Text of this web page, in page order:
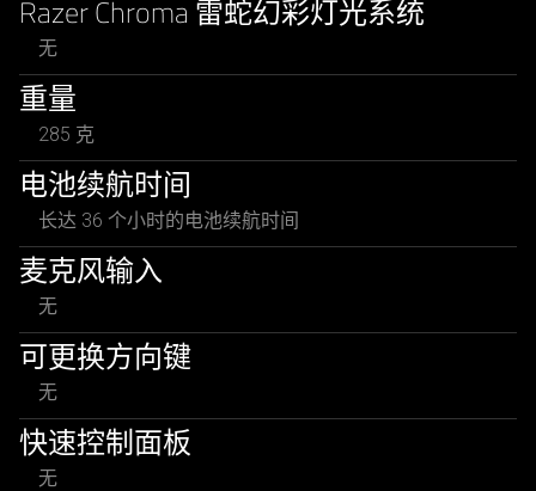
Razer Chroma 雷蛇幻彩灯光系统
无
重量
285 克
电池续航时间
长达 36 个小时的电池续航时间
麦克风输入
无
可更换方向键
无
快速控制面板
无